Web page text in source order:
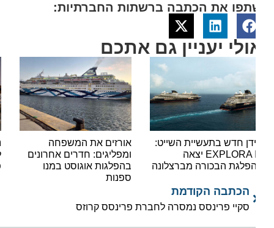
את הכתבה ברשתות החברתיות:
יעניין גם אתכם
חדש בתעשיית השייט:
EXPLORA III יצאה
הבכורה מברצלונה
אורזים את המשפחה
ומפליגים: חדרים אחרונים
בהפלגות אוגוסט במנו
ספנות
הכתבה הקודמת
סקיי פרינסס נמסרה לחברת פרינסס קרוזס